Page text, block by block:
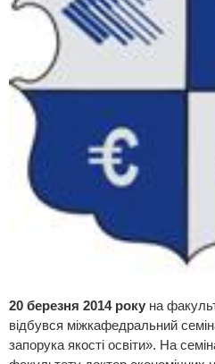
20 березня 2014 року на
відбувся міжкафедральний
запорука якості освіти». На